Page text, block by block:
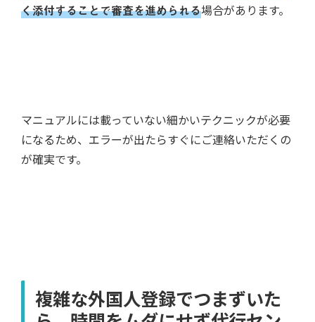
く添付することで審査を進められる場合があります。
マニュアルには載っていない細かいテクニックが必要
になるため、エラーが出たらすぐにご連絡いただくの
が確実です。
複雑な外国人登録でつまずいた